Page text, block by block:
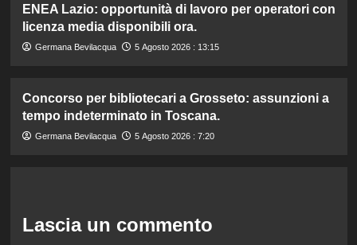
ENEA Lazio: opportunità di lavoro per operatori con
licenza media disponibili ora.
Germana Bevilacqua 5 Agosto 2026 : 13:15
Concorso per bibliotecari a Grosseto: assunzioni a
tempo indeterminato in Toscana.
Germana Bevilacqua 5 Agosto 2026 : 7:20
Lascia un commento